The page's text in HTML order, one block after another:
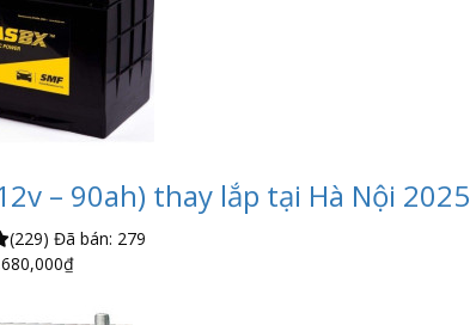
– 90ah) thay lắp tại Hà Nội 2025
(229) Đã bán: 279
₫